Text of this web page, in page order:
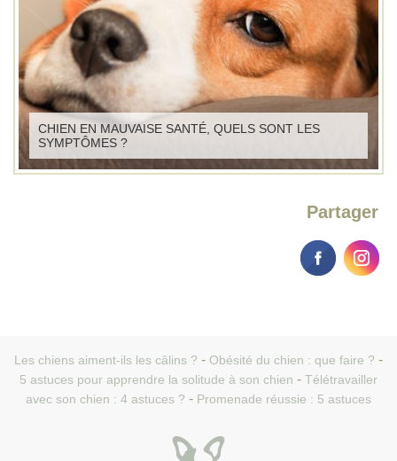
CHIEN EN MAUVAISE SANTÉ, QUELS SONT LES
SYMPTÔMES ?
Partager
Les chiens aiment-ils les câlins ?
Obésité du chien : que faire ?
5 astuces pour apprendre la solitude à son chien
Télétravailler
avec son chien : 4 astuces ?
Promenade réussie : 5 astuces